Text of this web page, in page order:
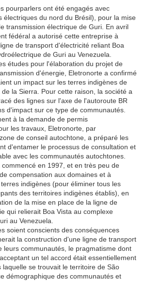
pourparlers ont été engagés avec
électriques du nord du Brésil), pour la mise
transmission électrique de Guri. En avril
fédéral a autorisé cette entreprise à
de transport d'électricité reliant Boa
de Guri au Venezuela.
études pour l'élaboration du projet de
d'énergie, Eletronorte a confirmé
un impact sur les terres indigènes de
la Sierra. Pour cette raison, la société a
des lignes sur l'axe de l'autoroute BR
d'impact sur ce type de communautés.
à la demande de permis
les travaux, Eletronorte, par
de conseil autochtone, a préparé les
d'entamer le processus de consultation et
avec les communautés autochtones.
en 1997, et en très peu de
compensation aux domaines et à
indigènes (pour éliminer tous les
des territoires indigènes établis), en
de la mise en place de la ligne de
qui relierait Boa Vista au complexe
au Venezuela.
soient conscients des conséquences
la construction d'une ligne de transport
leurs communautés, le pragmatisme dont
un tel accord était essentiellement
laquelle se trouvait le territoire de São
démographique des communautés et